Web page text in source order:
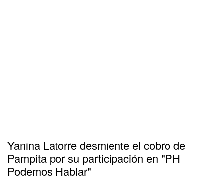
Yanina Latorre desmiente el cobro de
Pampita por su participación en "PH
Podemos Hablar"